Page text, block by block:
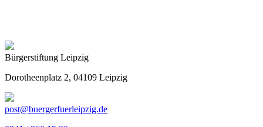
Bürgerstiftung Leipzig
Dorotheenplatz 2, 04109 Leipzig
post@buergerfuerleipzig.de